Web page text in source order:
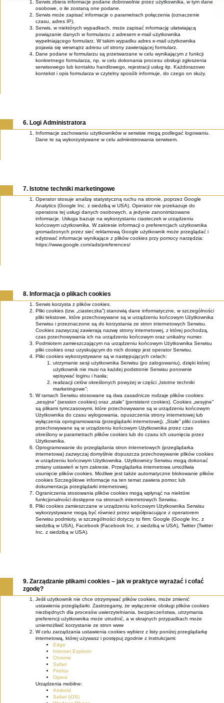
Serwis zbiera informacje podane dobrowolnie przez użytkownika, w tym dane
osobowe, o ile zostaną one podane.
Serwis może zapisać informacje o parametrach połączenia (oznaczenie
czasu, adres IP).
Serwis, w niektórych wypadkach, może zapisać informację ułatwiającą
powiązanie danych w formularzu z adresem e-mail użytkownika
wypełniającego formularz. W takim wypadku adres e-mail użytkownika
pojawia się wewnątrz adresu url strony zawierającej formularz.
Dane podane w formularzu są przetwarzane w celu wynikającym z funkcji
konkretnego formularza, np. w celu dokonania procesu obsługi zgłoszenia
serwisowego lub kontaktu handlowego, rejestracji usług itp. Każdorazowo
kontekst i opis formularza w czytelny sposób informuje, do czego on służy.
6. Logi Administratora
Informacje zachowaniu użytkowników w serwisie mogą podlegać logowaniu.
Dane te są wykorzystywane w celu administrowania serwisem.
7. Istotne techniki marketingowe
Operator stosuje analizę statystyczną ruchu na stronie, poprzez Google
Analytics (Google Inc. z siedzibą w USA). Operator nie przekazuje do
operatora tej usługi danych osobowych, a jedynie zanonimizowane
informacje. Usługa bazuje na wykorzystaniu ciasteczek w urządzeniu
końcowym użytkownika. W zakresie informacji o preferencjach użytkownika
gromadzonych przez sieć reklamową Google użytkownik może przeglądać i
edytować informacje wynikające z plików cookies przy pomocy narzędzia:
https://www.google.com/ads/preferences/
8. Informacja o plikach cookies
Serwis korzysta z plików cookies.
Pliki cookies (tzw. „ciasteczka”) stanowią dane informatyczne, w szczególności
pliki tekstowe, które przechowywane są w urządzeniu końcowym Użytkownika
Serwisu i przeznaczone są do korzystania ze stron internetowych Serwisu.
Cookies zazwyczaj zawierają nazwę strony internetowej, z której pochodzą,
czas przechowywania ich na urządzeniu końcowym oraz unikalny numer.
Podmiotem zamieszczającym na urządzeniu końcowym Użytkownika Serwisu
pliki cookies oraz uzyskującym do nich dostęp jest operator Serwisu.
Pliki cookies wykorzystywane są w następujących celach:
utrzymanie sesji użytkownika Serwisu (po zalogowaniu), dzięki której
użytkownik nie musi na każdej podstronie Serwisu ponownie
wpisywać loginu i hasła;
realizacji celów określonych powyżej w części „Istotne techniki
marketingowe”;
W ramach Serwisu stosowane są dwa zasadnicze rodzaje plików cookies:
„sesyjne” (session cookies) oraz „stałe” (persistent cookies). Cookies „sesyjne”
są plikami tymczasowymi, które przechowywane są w urządzeniu końcowym
Użytkownika do czasu wylogowania, opuszczenia strony internetowej lub
wyłączenia oprogramowania (przeglądarki internetowej). „Stałe” pliki cookies
przechowywane są w urządzeniu końcowym Użytkownika przez czas
określony w parametrach plików cookies lub do czasu ich usunięcia przez
Użytkownika.
Oprogramowanie do przeglądania stron internetowych (przeglądarka
internetowa) zazwyczaj domyślnie dopuszcza przechowywanie plików cookies
w urządzeniu końcowym Użytkownika. Użytkownicy Serwisu mogą dokonać
zmiany ustawień w tym zakresie. Przeglądarka internetowa umożliwia
usunięcie plików cookies. Możliwe jest także automatyczne blokowanie plików
cookies Szczegółowe informacje na ten temat zawiera pomoc lub
dokumentacja przeglądarki internetowej.
Ograniczenia stosowania plików cookies mogą wpłynąć na niektóre
funkcjonalności dostępne na stronach internetowych Serwisu.
Pliki cookies zamieszczane w urządzeniu końcowym Użytkownika Serwisu
wykorzystywane mogą być również przez współpracujące z operatorem
Serwisu podmioty, w szczególności dotyczy to firm: Google (Google Inc. z
siedzibą w USA), Facebook (Facebook Inc. z siedzibą w USA), Twitter (Twitter
Inc. z siedzibą w USA).
9. Zarządzanie plikami cookies – jak w praktyce wyrażać i cofać
zgodę?
Jeśli użytkownik nie chce otrzymywać plików cookies, może zmienić
ustawienia przeglądarki. Zastrzegamy, że wyłączenie obsługi plików cookies
niezbędnych dla procesów uwierzytelniania, bezpieczeństwa, utrzymania
preferencji użytkownika może utrudnić, a w skrajnych przypadkach może
uniemożliwić korzystanie ze stron www
W celu zarządzania ustawienia cookies wybierz z listy poniżej przeglądarkę
internetową, której używasz i postępuj zgodnie z instrukcjami:
Edge
Internet Explorer
Chrome
Safari
Firefox
Opera
Urządzenia mobilne:
Android
Safari (iOS)